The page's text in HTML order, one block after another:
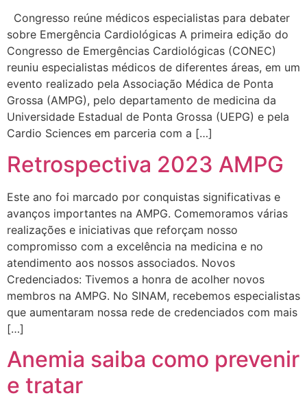
Congresso reúne médicos especialistas para debater
sobre Emergência Cardiológicas A primeira edição do
Congresso de Emergências Cardiológicas (CONEC)
reuniu especialistas médicos de diferentes áreas, em um
evento realizado pela Associação Médica de Ponta
Grossa (AMPG), pelo departamento de medicina da
Universidade Estadual de Ponta Grossa (UEPG) e pela
Cardio Sciences em parceria com a […]
Retrospectiva 2023 AMPG
Este ano foi marcado por conquistas significativas e
avanços importantes na AMPG. Comemoramos várias
realizações e iniciativas que reforçam nosso
compromisso com a excelência na medicina e no
atendimento aos nossos associados. Novos
Credenciados: Tivemos a honra de acolher novos
membros na AMPG. No SINAM, recebemos especialistas
que aumentaram nossa rede de credenciados com mais
[…]
Anemia saiba como prevenir
e tratar